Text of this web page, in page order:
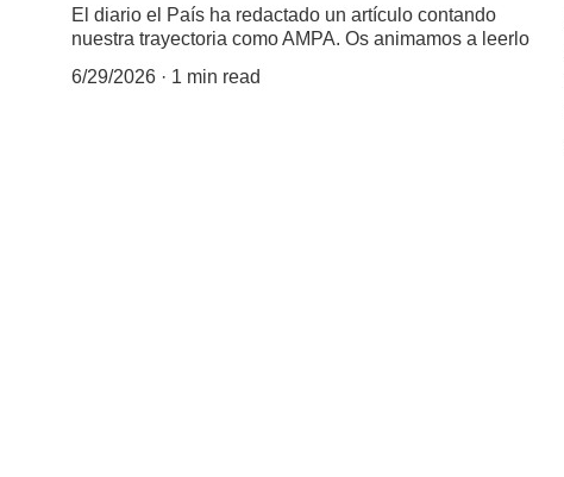
El diario el País ha redactado un artículo contando
nuestra trayectoria como AMPA. Os animamos a leerlo
6/29/2026
1 min read